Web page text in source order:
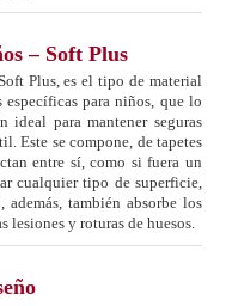
– Soft Plus
Plus, es el tipo de material
específicas para niños, que lo
ideal para mantener seguras
Este se compone, de tapetes
entre sí, como si fuera un
cualquier tipo de superficie,
también absorbe los
y roturas de huesos.